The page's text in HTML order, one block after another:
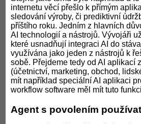
internetu věcí přešlo k přímým
sledování výroby, či prediktivní
příštího roku. Jedním z hlavních
AI technologií a nástrojů. Vývojáři
které usnadňují integraci AI do
využívána jako jeden z nástrojů k
sobě. Přejdeme tedy od AI aplikací
(účetnictví, marketing, obchod,
mít například speciální AI aplikaci
workflow software měl mít tuto
Agent s povolením